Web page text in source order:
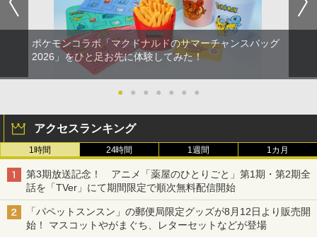
ポケモンコラボ「マクドナルドのサマーチャンスバッグ
2026」をひと足お先に体験してみた！
● ● ● ● ● ● ●
アクセスランキング
1時間 24時間 1週間 1カ月
第3期放送記念！ アニメ「薬屋のひとりごと」第1期・第2期全
話を「TVer」にて期間限定で順次無料配信開始
「パペットスンスン」の郵便局限定グッズが8月12日より販売開
始！ マスコットやがまぐち、レターセットなどが登場